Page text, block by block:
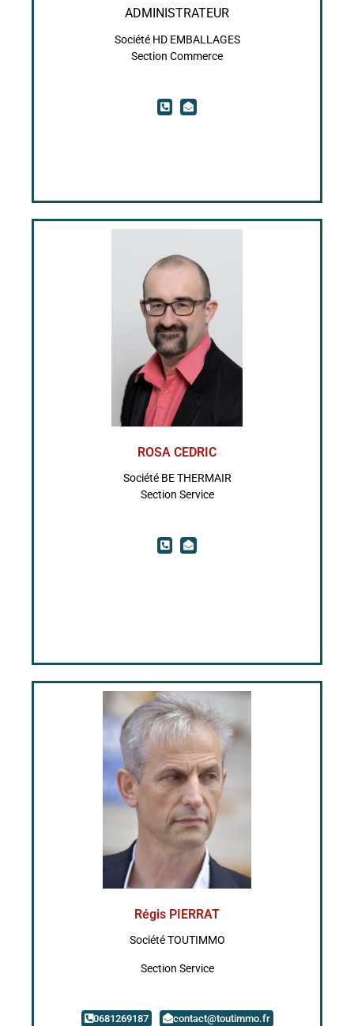
ADMINISTRATEUR
Société HD EMBALLAGES
Section Commerce
ROSA CEDRIC
Société BE THERMAIR
Section Service
Régis PIERRAT
Société TOUTIMMO
Section Service
0681269187 contact@toutimmo.fr